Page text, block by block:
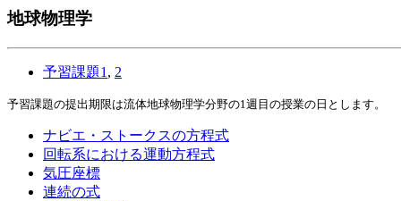
地球物理学
予習課題1 , 2
予習課題の提出期限は流体地球物理学分野の1週目の授業の日とします。
ナビエ・ストークスの方程式
回転系における運動方程式
気圧座標
連続の式